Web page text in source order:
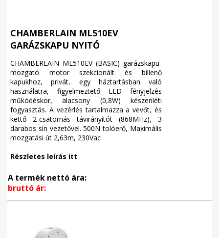
CHAMBERLAIN ML510EV
GARÁZSKAPU NYITÓ
CHAMBERLAIN ML510EV (BASIC) garázskapu-
mozgató motor szekcionált és billenő
kapukhoz, privát, egy háztartásban való
használatra, figyelmeztető LED fényjelzés
működéskor, alacsony (0,8W) készenléti
fogyasztás. A vezérlés tartalmazza a vevőt, és
kettő 2-csatornás távirányítót (868MHz), 3
darabos sín vezetővel. 500N tolóerő, Maximális
mozgatási út 2,63m, 230Vac
Részletes leírás itt
A termék nettó ára:
bruttó ár: